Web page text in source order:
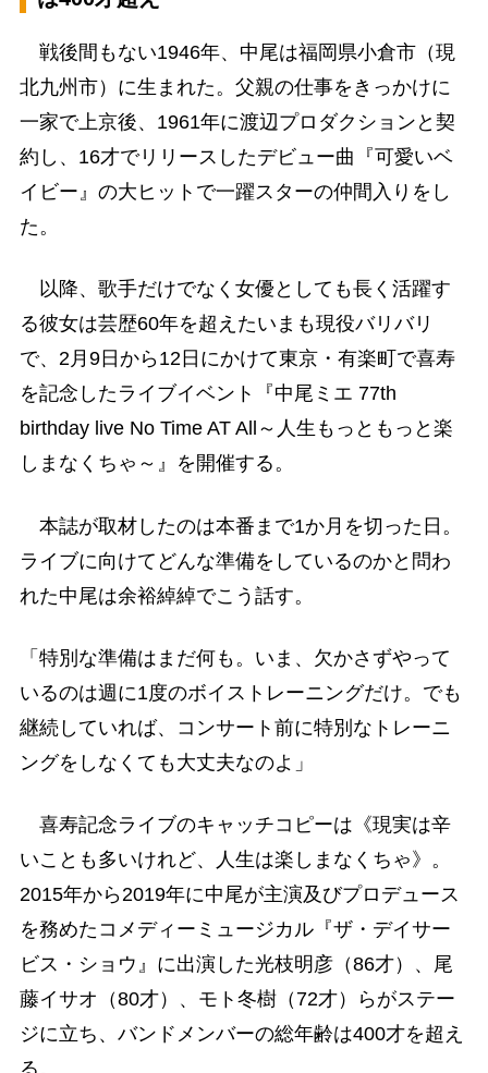
戦後間もない1946年、中尾は福岡県小倉市（現
北九州市）に生まれた。父親の仕事をきっかけに
一家で上京後、1961年に渡辺プロダクションと契
約し、16才でリリースしたデビュー曲『可愛いベ
イビー』の大ヒットで一躍スターの仲間入りをし
た。
以降、歌手だけでなく女優としても長く活躍す
る彼女は芸歴60年を超えたいまも現役バリバリ
で、2月9日から12日にかけて東京・有楽町で喜寿
を記念したライブイベント『中尾ミエ 77th
birthday live No Time AT All～人生もっともっと楽
しまなくちゃ～』を開催する。
本誌が取材したのは本番まで1か月を切った日。
ライブに向けてどんな準備をしているのかと問わ
れた中尾は余裕綽綽でこう話す。
「特別な準備はまだ何も。いま、欠かさずやって
いるのは週に1度のボイストレーニングだけ。でも
継続していれば、コンサート前に特別なトレーニ
ングをしなくても大丈夫なのよ」
喜寿記念ライブのキャッチコピーは《現実は辛
いことも多いけれど、人生は楽しまなくちゃ》。
2015年から2019年に中尾が主演及びプロデュース
を務めたコメディーミュージカル『ザ・デイサー
ビス・ショウ』に出演した光枝明彦（86才）、尾
藤イサオ（80才）、モト冬樹（72才）らがステー
ジに立ち、バンドメンバーの総年齢は400才を超え
る。